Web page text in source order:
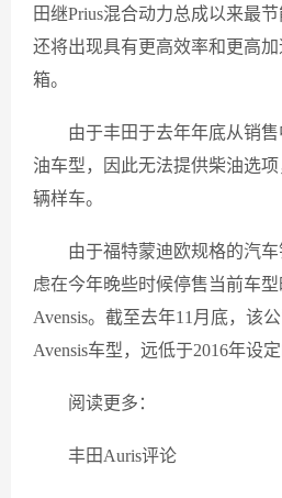
田继Prius混合动力总成以来最
还将出现具有更高效率和更高
箱。
由于丰田于去年年底从销
油车型，因此无法提供柴油选项
辆样车。
由于福特蒙迪欧规格的汽
虑在今年晚些时候停售当前车
Avensis。截至去年11月底，该
Avensis车型，远低于2016年设定
阅读更多：
丰田Auris评论